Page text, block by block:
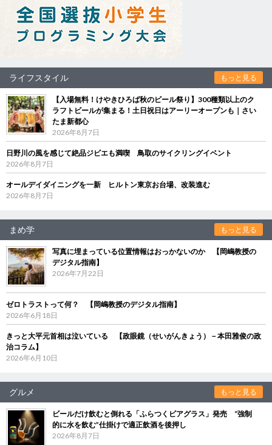
ライフスタイル もっと見る
【入場無料！けやきひろば秋のビール祭り】300種類以上のク
ラフトビールが集まる！土日祝日はアーリーオープンも｜さい
たま新都心
2026年8月7日
日野川の風を感じて絶品ジビエも満喫 鳥取のサイクリングイベント
2026年8月7日
オールデイダイニングを一新 ヒルトン東京お台場、改装進む
2026年8月7日
まめ学 もっと見る
写真に埋まっている位置情報はおっかないのか 【岡嶋教授の
デジタル指南】
2026年7月22日
ゼロトラストって何？ 【岡嶋教授のデジタル指南】
2026年6月18日
きっと大平元首相は泣いている 【政眼鏡（せいがんきょう）－本田雅俊の政
治コラム】
2026年6月10日
グルメ もっと見る
ビールだけ飲むと倒れる「ふらつくビアグラス」発売 “強制
的に水を飲む”仕掛けで適正飲酒を後押し
2026年8月7日